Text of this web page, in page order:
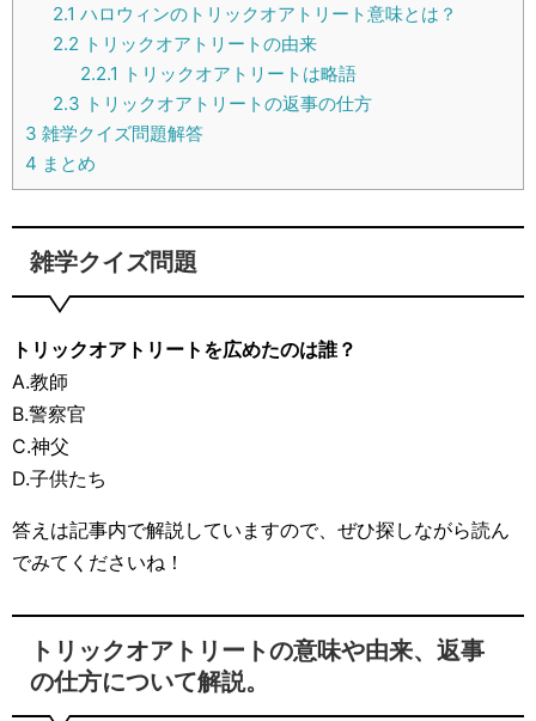
2.1 ハロウィンのトリックオアトリート意味とは？
2.2 トリックオアトリートの由来
2.2.1 トリックオアトリートは略語
2.3 トリックオアトリートの返事の仕方
3 雑学クイズ問題解答
4 まとめ
雑学クイズ問題
トリックオアトリートを広めたのは誰？
A.教師
B.警察官
C.神父
D.子供たち
答えは記事内で解説していますので、ぜひ探しながら読ん
でみてくださいね！
トリックオアトリートの意味や由来、返事
の仕方について解説。